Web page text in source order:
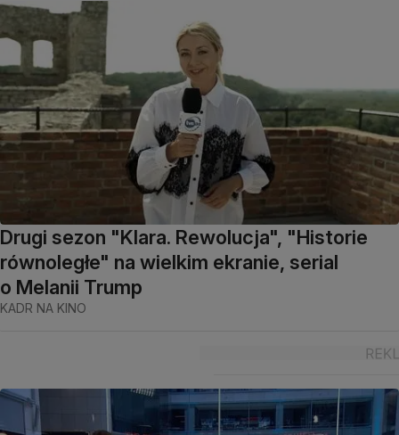
Drugi sezon "Klara. Rewolucja", "Historie
równoległe" na wielkim ekranie, serial
o Melanii Trump
KADR NA KINO